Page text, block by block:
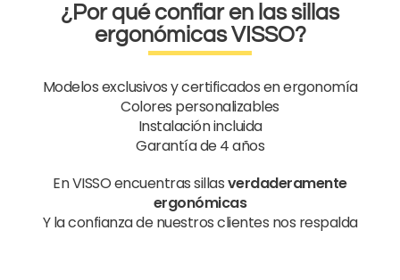
¿Por qué confiar en las sillas
ergonómicas VISSO?
Modelos exclusivos y certificados en ergonomía
Colores personalizables
Instalación incluida
Garantía de 4 años
En VISSO encuentras sillasverdaderamente
ergonómicas
Y la confianza de nuestros clientes nos respalda